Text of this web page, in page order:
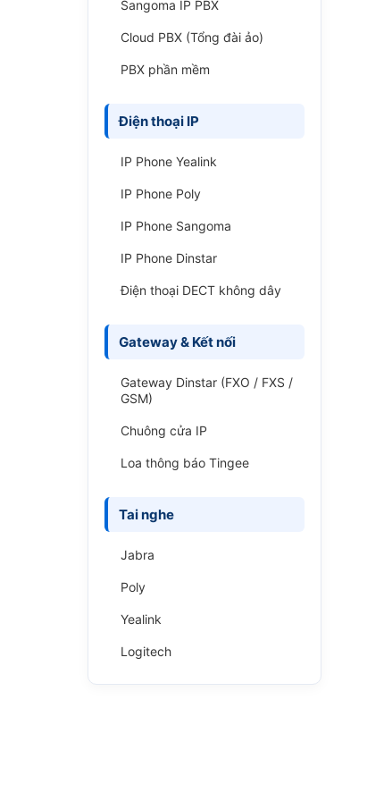
Sangoma IP PBX
Cloud PBX (Tổng đài ảo)
PBX phần mềm
Điện thoại IP
IP Phone Yealink
IP Phone Poly
IP Phone Sangoma
IP Phone Dinstar
Điện thoại DECT không dây
Gateway & Kết nối
Gateway Dinstar (FXO / FXS /
GSM)
Chuông cửa IP
Loa thông báo Tingee
Tai nghe
Jabra
Poly
Yealink
Logitech